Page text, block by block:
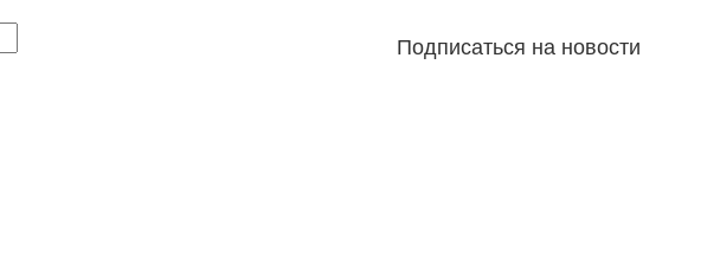
Подписаться на новости